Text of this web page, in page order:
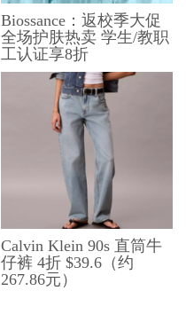
Biossance：返校季大促
全场护肤热卖 学生/教职
工认证享8折
Calvin Klein 90s 直筒牛
仔裤 4折 $39.6（约
267.86元）